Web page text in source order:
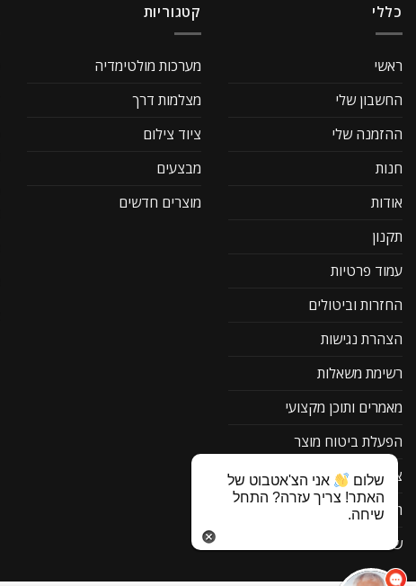
כללי
ראשי
החשבון שלי
ההזמנה שלי
חנות
אודות
תקנון
עמוד פרטיות
החזרות וביטולים
הצהרת נגישות
רשימת משאלות
מאמרים ותוכן מקצועי
הפעלת ביטוח מוצר
צור קשר
תוכנה להורדה F1
שאלות ותשובות
קטגוריות
מערכות מולטימדיה
מצלמות דרך
ציוד צילום
מבצעים
מוצרים חדשים
שלום
אני הצ'אטבוט של
האתר! צריך עזרה? התחל
שיחה.